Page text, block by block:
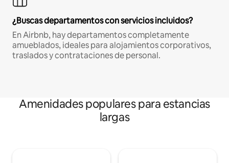
¿Buscas departamentos con servicios incluidos?
En Airbnb, hay departamentos completamente
amueblados, ideales para alojamientos corporativos,
traslados y contrataciones de personal.
Amenidades populares para estancias
largas